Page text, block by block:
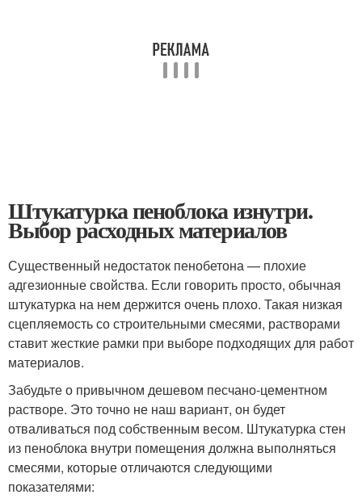
Штукатурка пеноблока изнутри.
Выбор расходных материалов
Существенный недостаток пенобетона — плохие
адгезионные свойства. Если говорить просто, обычная
штукатурка на нем держится очень плохо. Такая низкая
сцепляемость со строительными смесями, растворами
ставит жесткие рамки при выборе подходящих для работ
материалов.
Забудьте о привычном дешевом песчано-цементном
растворе. Это точно не наш вариант, он будет
отваливаться под собственным весом. Штукатурка стен
из пеноблока внутри помещения должна выполняться
смесями, которые отличаются следующими
показателями: